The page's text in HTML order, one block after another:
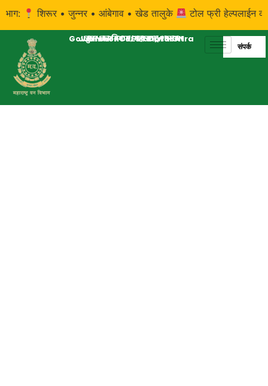
शिरूर • जुन्नर • आंबेगाव • खेड तालुके टोल फ्री हेल्पलाईन क्रमांक:
जुन्नर वन विभाग, महाराष्ट्र शासन
JUNNAR FOREST DIVISION
Government of Maharashtra
संपर्क